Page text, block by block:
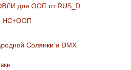
для ООП от RUS_D
НС+ООП
Солянки и DMX